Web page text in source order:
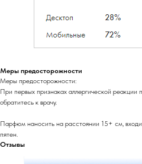
Меры предосторожности
Меры предосторожности:
При первых признаках аллергической реакции
обратитесь к врачу.
Парфюм наносить на расстоянии 15+ см,
пятен.
Отзывы